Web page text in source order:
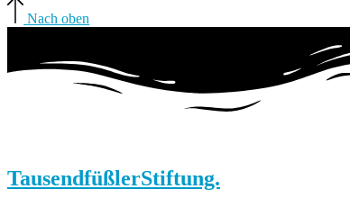
Nach oben
TausendfüßlerStiftung.